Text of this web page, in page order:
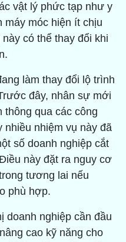
vật lý phức tạp như y
máy móc hiện ít chịu
có thể thay đổi khi
làm thay đổi lộ trình
đây, nhân sự mới
qua các công
nhiệm vụ này đã
số doanh nghiệp cắt
này đặt ra nguy cơ
tương lai nếu
phù hợp.
doanh nghiệp cần đầu
cao kỹ năng cho